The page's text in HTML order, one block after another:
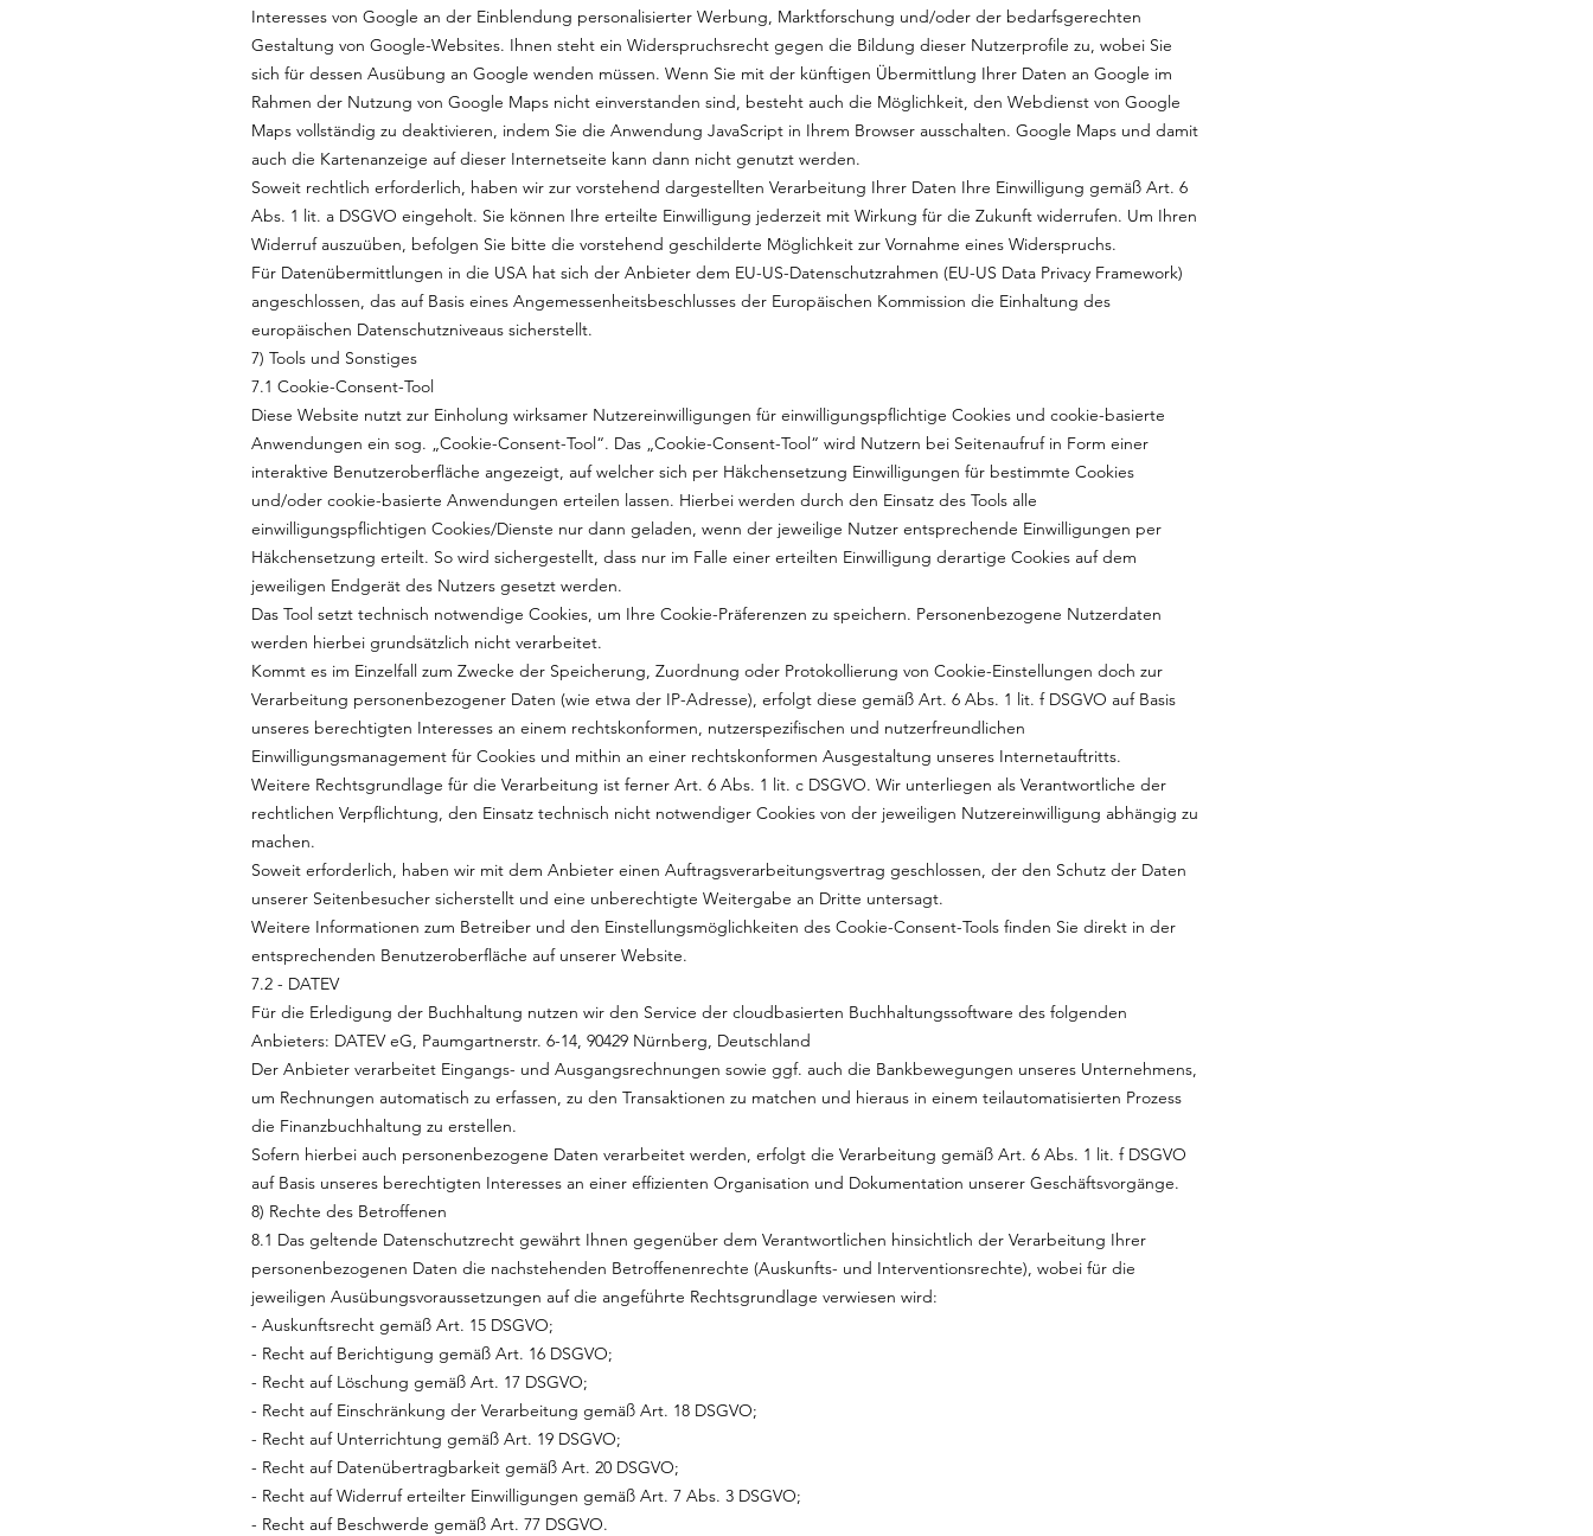
Interesses von Google an der Einblendung personalisierter Werbung, Marktforschung und/oder der bedarfsgerechten
Gestaltung von Google-Websites. Ihnen steht ein Widerspruchsrecht gegen die Bildung dieser Nutzerprofile zu, wobei Sie
sich für dessen Ausübung an Google wenden müssen. Wenn Sie mit der künftigen Übermittlung Ihrer Daten an Google im
Rahmen der Nutzung von Google Maps nicht einverstanden sind, besteht auch die Möglichkeit, den Webdienst von Google
Maps vollständig zu deaktivieren, indem Sie die Anwendung JavaScript in Ihrem Browser ausschalten. Google Maps und damit
auch die Kartenanzeige auf dieser Internetseite kann dann nicht genutzt werden.
Soweit rechtlich erforderlich, haben wir zur vorstehend dargestellten Verarbeitung Ihrer Daten Ihre Einwilligung gemäß Art. 6
Abs. 1 lit. a DSGVO eingeholt. Sie können Ihre erteilte Einwilligung jederzeit mit Wirkung für die Zukunft widerrufen. Um Ihren
Widerruf auszuüben, befolgen Sie bitte die vorstehend geschilderte Möglichkeit zur Vornahme eines Widerspruchs.
Für Datenübermittlungen in die USA hat sich der Anbieter dem EU-US-Datenschutzrahmen (EU-US Data Privacy Framework)
angeschlossen, das auf Basis eines Angemessenheitsbeschlusses der Europäischen Kommission die Einhaltung des
europäischen Datenschutzniveaus sicherstellt.
7) Tools und Sonstiges
7.1 Cookie-Consent-Tool
Diese Website nutzt zur Einholung wirksamer Nutzereinwilligungen für einwilligungspflichtige Cookies und cookie-basierte
Anwendungen ein sog. „Cookie-Consent-Tool“. Das „Cookie-Consent-Tool“ wird Nutzern bei Seitenaufruf in Form einer
interaktive Benutzeroberfläche angezeigt, auf welcher sich per Häkchensetzung Einwilligungen für bestimmte Cookies
und/oder cookie-basierte Anwendungen erteilen lassen. Hierbei werden durch den Einsatz des Tools alle
einwilligungspflichtigen Cookies/Dienste nur dann geladen, wenn der jeweilige Nutzer entsprechende Einwilligungen per
Häkchensetzung erteilt. So wird sichergestellt, dass nur im Falle einer erteilten Einwilligung derartige Cookies auf dem
jeweiligen Endgerät des Nutzers gesetzt werden.
Das Tool setzt technisch notwendige Cookies, um Ihre Cookie-Präferenzen zu speichern. Personenbezogene Nutzerdaten
werden hierbei grundsätzlich nicht verarbeitet.
Kommt es im Einzelfall zum Zwecke der Speicherung, Zuordnung oder Protokollierung von Cookie-Einstellungen doch zur
Verarbeitung personenbezogener Daten (wie etwa der IP-Adresse), erfolgt diese gemäß Art. 6 Abs. 1 lit. f DSGVO auf Basis
unseres berechtigten Interesses an einem rechtskonformen, nutzerspezifischen und nutzerfreundlichen
Einwilligungsmanagement für Cookies und mithin an einer rechtskonformen Ausgestaltung unseres Internetauftritts.
Weitere Rechtsgrundlage für die Verarbeitung ist ferner Art. 6 Abs. 1 lit. c DSGVO. Wir unterliegen als Verantwortliche der
rechtlichen Verpflichtung, den Einsatz technisch nicht notwendiger Cookies von der jeweiligen Nutzereinwilligung abhängig zu
machen.
Soweit erforderlich, haben wir mit dem Anbieter einen Auftragsverarbeitungsvertrag geschlossen, der den Schutz der Daten
unserer Seitenbesucher sicherstellt und eine unberechtigte Weitergabe an Dritte untersagt.
Weitere Informationen zum Betreiber und den Einstellungsmöglichkeiten des Cookie-Consent-Tools finden Sie direkt in der
entsprechenden Benutzeroberfläche auf unserer Website.
7.2 - DATEV
Für die Erledigung der Buchhaltung nutzen wir den Service der cloudbasierten Buchhaltungssoftware des folgenden
Anbieters: DATEV eG, Paumgartnerstr. 6-14, 90429 Nürnberg, Deutschland
Der Anbieter verarbeitet Eingangs- und Ausgangsrechnungen sowie ggf. auch die Bankbewegungen unseres Unternehmens,
um Rechnungen automatisch zu erfassen, zu den Transaktionen zu matchen und hieraus in einem teilautomatisierten Prozess
die Finanzbuchhaltung zu erstellen.
Sofern hierbei auch personenbezogene Daten verarbeitet werden, erfolgt die Verarbeitung gemäß Art. 6 Abs. 1 lit. f DSGVO
auf Basis unseres berechtigten Interesses an einer effizienten Organisation und Dokumentation unserer Geschäftsvorgänge.
8) Rechte des Betroffenen
8.1 Das geltende Datenschutzrecht gewährt Ihnen gegenüber dem Verantwortlichen hinsichtlich der Verarbeitung Ihrer
personenbezogenen Daten die nachstehenden Betroffenenrechte (Auskunfts- und Interventionsrechte), wobei für die
jeweiligen Ausübungsvoraussetzungen auf die angeführte Rechtsgrundlage verwiesen wird:
- Auskunftsrecht gemäß Art. 15 DSGVO;
- Recht auf Berichtigung gemäß Art. 16 DSGVO;
- Recht auf Löschung gemäß Art. 17 DSGVO;
- Recht auf Einschränkung der Verarbeitung gemäß Art. 18 DSGVO;
- Recht auf Unterrichtung gemäß Art. 19 DSGVO;
- Recht auf Datenübertragbarkeit gemäß Art. 20 DSGVO;
- Recht auf Widerruf erteilter Einwilligungen gemäß Art. 7 Abs. 3 DSGVO;
- Recht auf Beschwerde gemäß Art. 77 DSGVO.